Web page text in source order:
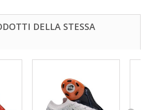
DELLA STESSA